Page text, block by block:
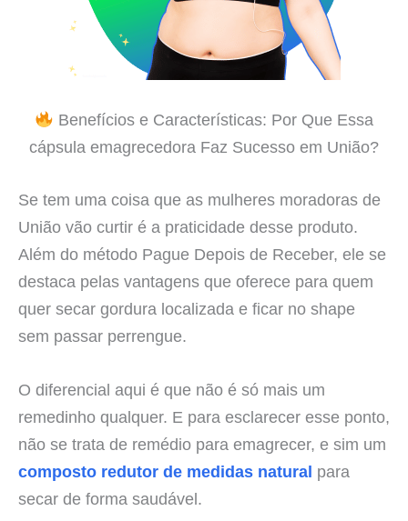
Benefícios e Características: Por Que Essa
cápsula emagrecedora Faz Sucesso em União?
Se tem uma coisa que as mulheres moradoras de
União vão curtir é a praticidade desse produto.
Além do método Pague Depois de Receber, ele se
destaca pelas vantagens que oferece para quem
quer secar gordura localizada e ficar no shape
sem passar perrengue.
O diferencial aqui é que não é só mais um
remedinho qualquer. E para esclarecer esse ponto,
não se trata de remédio para emagrecer, e sim um
composto redutor de medidas natural para
secar de forma saudável.